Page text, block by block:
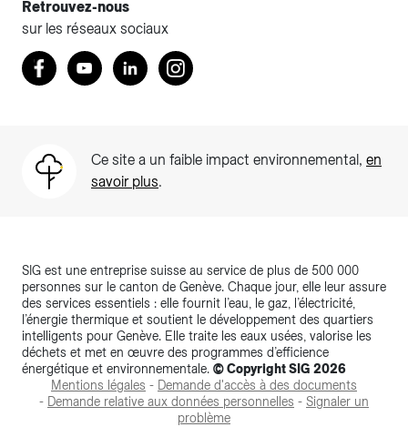
Retrouvez-nous
sur les réseaux sociaux
Retrouvez nous sur Facebook
YoutubeLinkedInInstagram
Ce site a un faible impact environnemental, en
savoir plus.
SIG est une entreprise suisse au service de plus de 500 000
personnes sur le canton de Genève. Chaque jour, elle leur assure
des services essentiels : elle fournit l’eau, le gaz, l’électricité,
l’énergie thermique et soutient le développement des quartiers
intelligents pour Genève. Elle traite les eaux usées, valorise les
déchets et met en œuvre des programmes d’efficience
énergétique et environnementale. © Copyright SIG 2026
Mentions légales - Demande d'accès à des documents
- Demande relative aux données personnelles - Signaler un
problème